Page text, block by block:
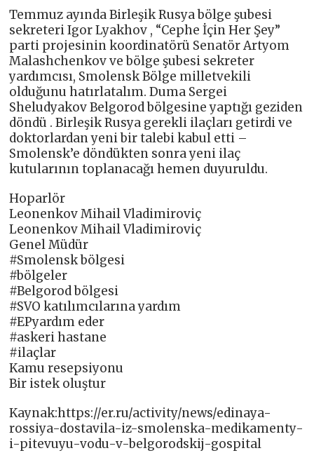
Temmuz ayında Birleşik Rusya bölge şubesi
sekreteri Igor Lyakhov , “Cephe İçin Her Şey”
parti projesinin koordinatörü Senatör Artyom
Malashchenkov ve bölge şubesi sekreter
yardımcısı, Smolensk Bölge milletvekili
olduğunu hatırlatalım. Duma Sergei
Sheludyakov Belgorod bölgesine yaptığı geziden
döndü . Birleşik Rusya gerekli ilaçları getirdi ve
doktorlardan yeni bir talebi kabul etti –
Smolensk’e döndükten sonra yeni ilaç
kutularının toplanacağı hemen duyuruldu.
Hoparlör
Leonenkov Mihail Vladimiroviç
Leonenkov Mihail Vladimiroviç
Genel Müdür
#Smolensk bölgesi
#bölgeler
#Belgorod bölgesi
#SVO katılımcılarına yardım
#EPyardım eder
#askeri hastane
#ilaçlar
Kamu resepsiyonu
Bir istek oluştur
Kaynak:https://er.ru/activity/news/edinaya-
rossiya-dostavila-iz-smolenska-medikamenty-
i-pitevuyu-vodu-v-belgorodskij-gospital